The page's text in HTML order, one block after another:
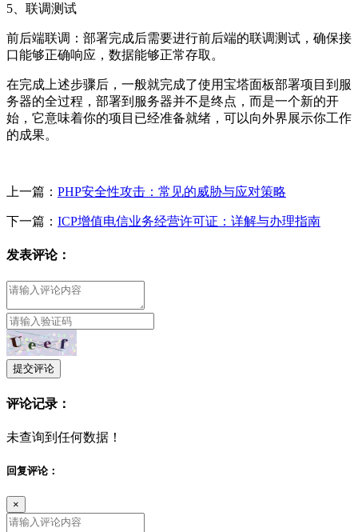
5、联调测试
前后端联调：部署完成后需要进行前后端的联调测试，确保接
口能够正确响应，数据能够正常存取。
在完成上述步骤后，一般就完成了使用宝塔面板部署项目到服
务器的全过程，部署到服务器并不是终点，而是一个新的开
始，它意味着你的项目已经准备就绪，可以向外界展示你工作
的成果。
上一篇： PHP安全性攻击：常见的威胁与应对策略
下一篇： ICP增值电信业务经营许可证：详解与办理指南
发表评论：
提交评论
评论记录：
未查询到任何数据！
回复评论：
×